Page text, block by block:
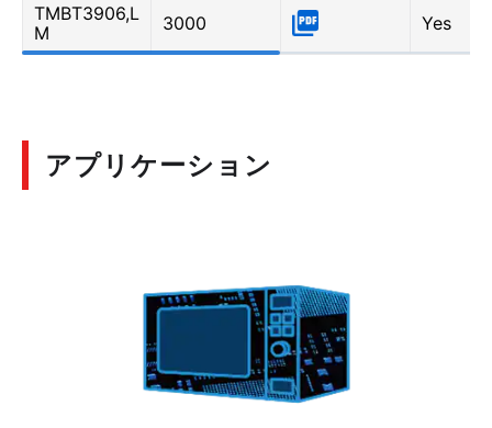
TMBT3906,L
M
3000 Yes
アプリケーション